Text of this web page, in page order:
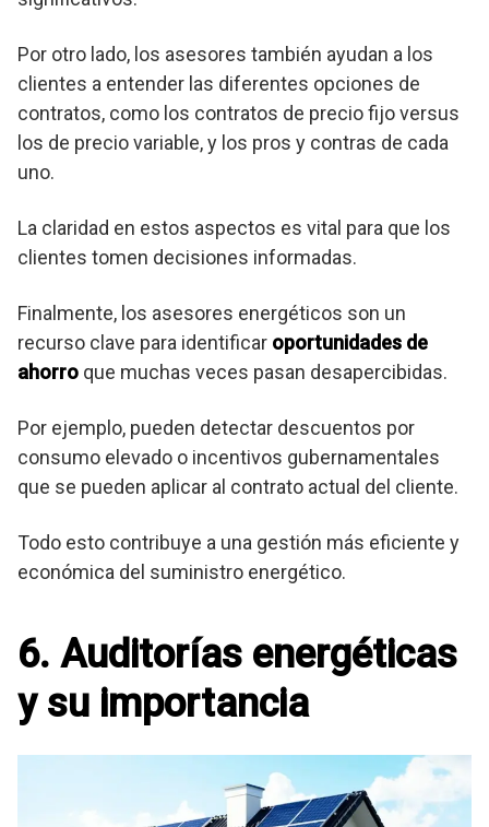
Por otro lado, los asesores también ayudan a los
clientes a entender las diferentes opciones de
contratos, como los contratos de precio fijo versus
los de precio variable, y los pros y contras de cada
uno.
La claridad en estos aspectos es vital para que los
clientes tomen decisiones informadas.
Finalmente, los asesores energéticos son un
recurso clave para identificar oportunidades de
ahorro que muchas veces pasan desapercibidas.
Por ejemplo, pueden detectar descuentos por
consumo elevado o incentivos gubernamentales
que se pueden aplicar al contrato actual del cliente.
Todo esto contribuye a una gestión más eficiente y
económica del suministro energético.
6. Auditorías energéticas
y su importancia